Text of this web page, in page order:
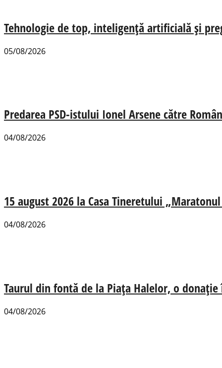
Tehnologie de top, inteligență artificială și
05/08/2026
Predarea PSD-istului Ionel Arsene către
04/08/2026
15 august 2026 la Casa Tineretului
04/08/2026
Taurul din fontă de la Piața Halelor, o
04/08/2026